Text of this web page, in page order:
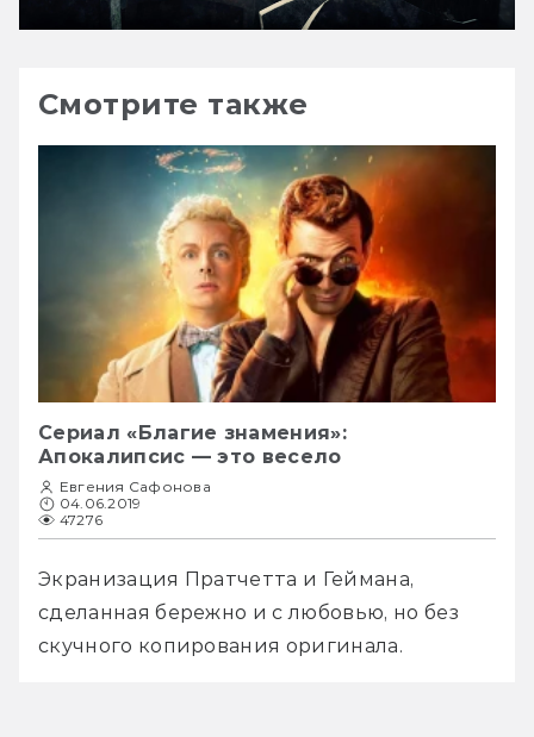
Смотрите также
Сериал «Благие знамения»:
Апокалипсис — это весело
Евгения Сафонова
04.06.2019
47276
Экранизация Пратчетта и Геймана,
сделанная бережно и с любовью, но без
скучного копирования оригинала.